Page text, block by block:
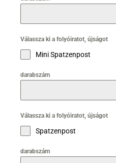
Válassza ki a folyóiratot, újságot
Mini Spatzenpost
darabszám
Válassza ki a folyóiratot, újságot
Spatzenpost
darabszám